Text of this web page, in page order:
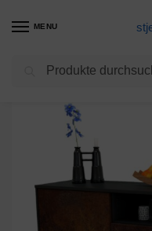
MENU
Unkategorisiert /